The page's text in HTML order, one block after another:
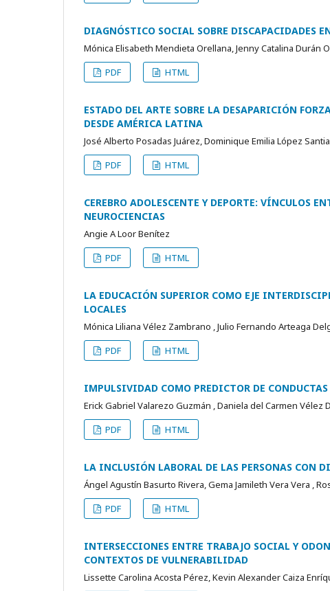
DIAGNÓSTICO SOCIAL SOBRE DISCAPACIDADES
Mónica Elisabeth Mendieta Orellana, Jenny Catalina Durán
PDF
HTML
ESTADO DEL ARTE SOBRE LA DESAPARICIÓN
DESDE AMÉRICA LATINA
José Alberto Posadas Juárez, Dominique Emilia López
PDF
HTML
CEREBRO ADOLESCENTE Y DEPORTE: VÍNCULOS
NEUROCIENCIAS
Angie A Loor Benítez
PDF
HTML
LA EDUCACIÓN SUPERIOR COMO EJE
LOCALES
Mónica Liliana Vélez Zambrano , Julio Fernando Arteaga
PDF
HTML
IMPULSIVIDAD COMO PREDICTOR DE
Erick Gabriel Valarezo Guzmán , Daniela del Carmen Vélez
PDF
HTML
LA INCLUSIÓN LABORAL DE LAS PERSONAS CON
Ángel Agustín Basurto Rivera, Gema Jamileth Vera Vera ,
PDF
HTML
INTERSECCIONES ENTRE TRABAJO SOCIAL Y
CONTEXTOS DE VULNERABILIDAD
Lissette Carolina Acosta Pérez, Kevin Alexander Caiza